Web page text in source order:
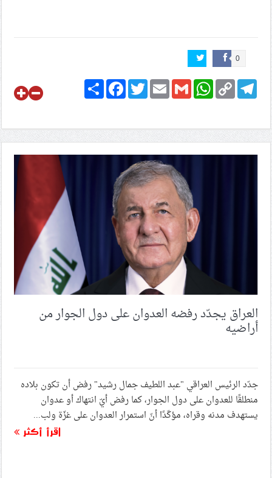
0
ShareFacebookTwitterEmailGmail
WhatsApp Copy
Link
Telegram
العراق يجدّد رفضه العدوان على دول الجوار من
أراضيه
جدّد الرئيس العراقي "عبد اللطيف جمال رشيد" رفض أن تكون بلاده
منطلقًا للعدوان على دول الجوار، كما رفض أيّ انتهاك أو عدوان
يستهدف مدنه وقراه، مؤكّدًا أنّ استمرار العدوان على غزّة ولب...
اقرأ أكثر